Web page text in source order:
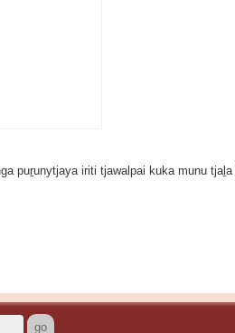
puṟunytjaya iriti tjawalpai kuka munu tjaḻa